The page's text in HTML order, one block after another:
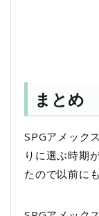
まとめ
SPGアメック
りに選ぶ時期
たので以前に